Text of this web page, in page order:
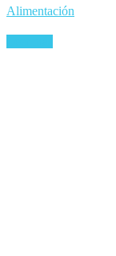
Alimentación